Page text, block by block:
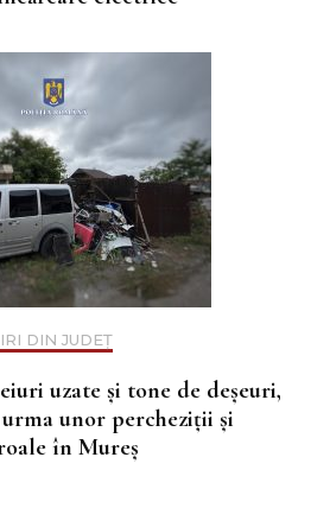
DIN JUDEȚ
uzate și tone de deșeuri,
unor percheziții și
în Mureș